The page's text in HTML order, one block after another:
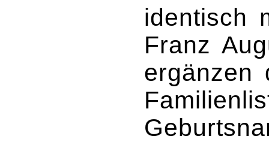
identisch
Franz
ergänzen